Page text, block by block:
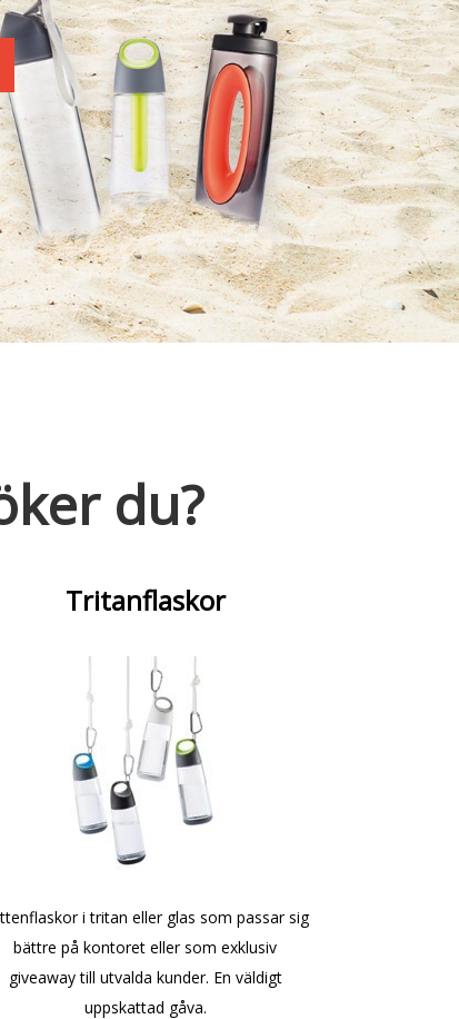
du?
Tritanflaskor
i tritan eller glas som passar sig
bättre på kontoret eller som exklusiv
giveaway till utvalda kunder. En väldigt
uppskattad gåva.